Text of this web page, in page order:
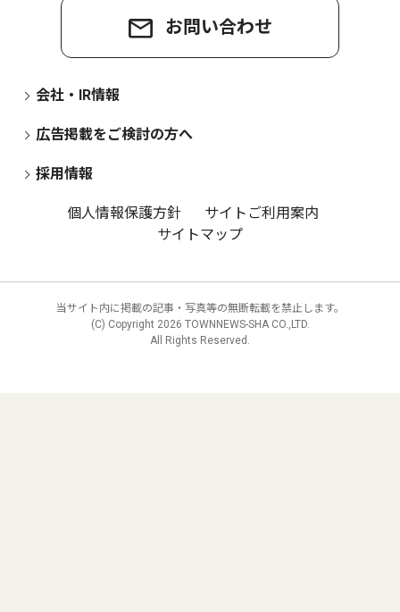
お問い合わせ
会社・IR情報
広告掲載をご検討の方へ
採用情報
個人情報保護方針
サイトご利用案内
サイトマップ
当サイト内に掲載の記事・写真等の無断転載を禁止します。
(C) Copyright 2026 TOWNNEWS-SHA CO.,LTD.
All Rights Reserved.